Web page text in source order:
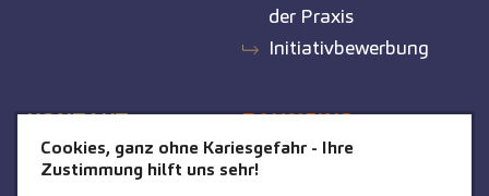
der Praxis
Initiativbewerbung
KONTAKT
Kontakt
ZAHNEINS
Cookies, ganz ohne Kariesgefahr - Ihre
Zustimmung hilft uns sehr!